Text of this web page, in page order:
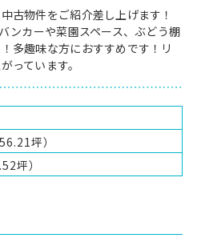
古物件をご紹介差し上げます！
ンカーや菜園スペース、ぶどう棚
多趣味な方におすすめです！リ
っています。
坪）
坪）